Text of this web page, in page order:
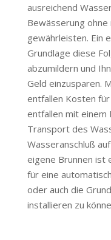
ausreichend
Bewässerung ohne
gewährleisten. Ein
Grundlage diese
abzumildern und
Geld einzusparen.
entfallen Kosten
entfallen mit einem
Transport des
Wasseranschluß
eigene Brunnen ist
für eine
oder auch die
installieren zu